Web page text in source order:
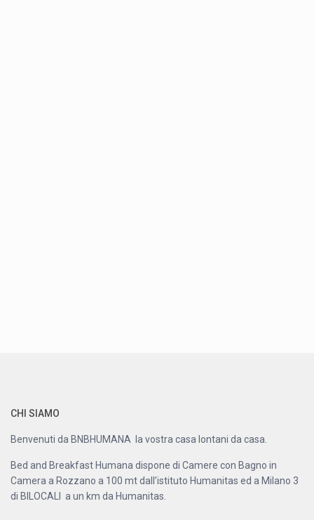
CHI SIAMO
Benvenuti da BNBHUMANA la vostra casa lontani da casa.
Bed and Breakfast Humana dispone di Camere con Bagno in
Camera a Rozzano a 100 mt dall’istituto Humanitas ed a Milano 3
di BILOCALI a un km da Humanitas.